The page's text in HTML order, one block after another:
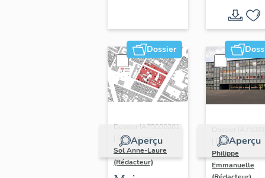
Dossier
Aperçu
Dossier IA75000261
| Réalisé par
Sol Anne-Laure
(Rédacteur)
Aperçu
| Réalisé par
Philippe
Emmanuelle